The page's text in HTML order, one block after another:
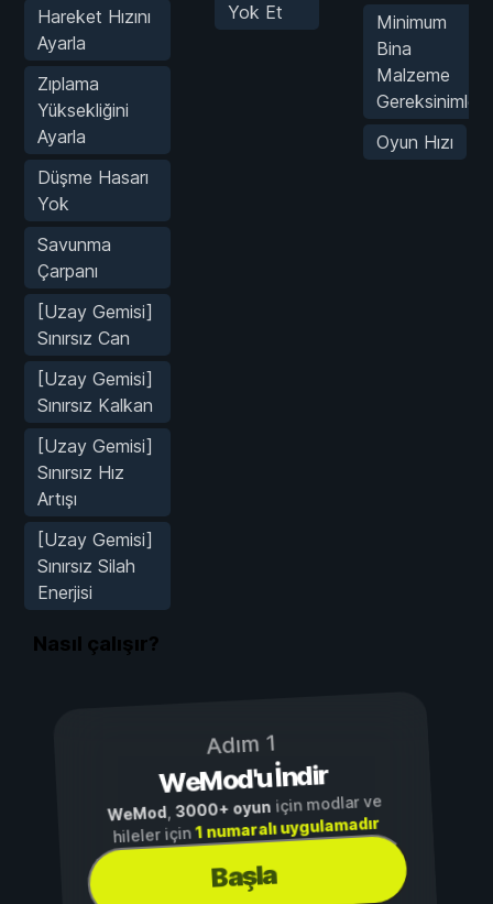
Hareket Hızını
Ayarla
Zıplama
Yüksekliğini
Ayarla
Düşme Hasarı
Yok
Savunma
Çarpanı
[Uzay Gemisi]
Sınırsız Can
[Uzay Gemisi]
Sınırsız Kalkan
[Uzay Gemisi]
Sınırsız Hız
Artışı
[Uzay Gemisi]
Sınırsız Silah
Enerjisi
Yok Et
Minimum
Bina
Malzeme
Gereksinimleri
Oyun Hızı
Nasıl çalışır?
Adım 1
WeMod'u İndir
WeMod,3000+ oyuniçin modlar ve
hileler için1 numaralı uygulamadır
Başla